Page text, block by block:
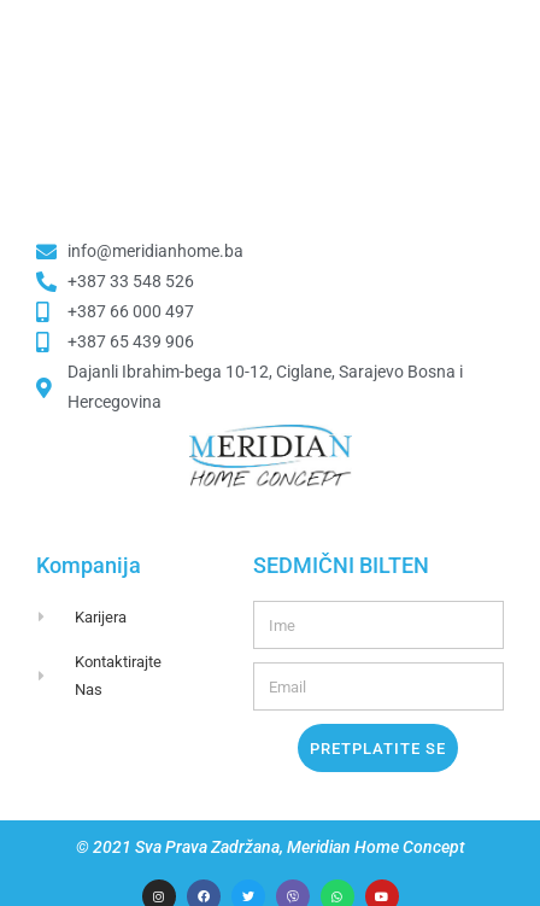
info@meridianhome.ba
+387 33 548 526
+387 66 000 497
+387 65 439 906
Dajanli Ibrahim-bega 10-12, Ciglane, Sarajevo Bosna i
Hercegovina​
Kompanija
Karijera
Kontaktirajte
Nas
SEDMIČNI BILTEN
PRETPLATITE SE
© 2021 Sva Prava Zadržana, Meridian Home Concept